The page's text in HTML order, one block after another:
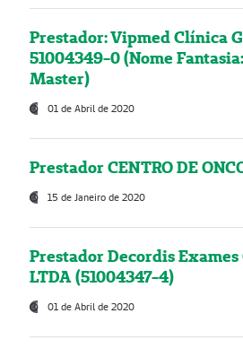
Prestador: Vipmed Clínica
51004349-0 (Nome
Master)
01 de Abril de 2020
Prestador CENTRO DE
15 de Janeiro de 2020
Prestador Decordis
LTDA (51004347-4)
01 de Abril de 2020